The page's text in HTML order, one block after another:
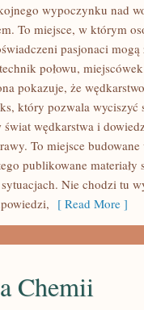
wypoczynku nad
To miejsce, w którym
pasjonaci mogą
połowu,
pokazuje, że
który pozwala
świat wędkarstwa i
To miejsce
publikowane materiały
Nie chodzi tu
[ Read More ]
Chemii